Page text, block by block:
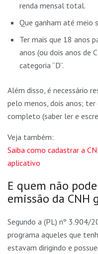
renda mensal ​tota​l.
Que ganham até meio
Ter mais que 18 anos
anos (ou dois anos de
categoria “D”.
Além disso, é necessário
pelo menos, dois anos;
completo (saber ler e
Veja também:
Saiba como cadastrar a
aplicativo
E quem não
emissão da CNH
Segundo a (PL) nº 3.904/
programa aqueles que
estavam dirigindo e